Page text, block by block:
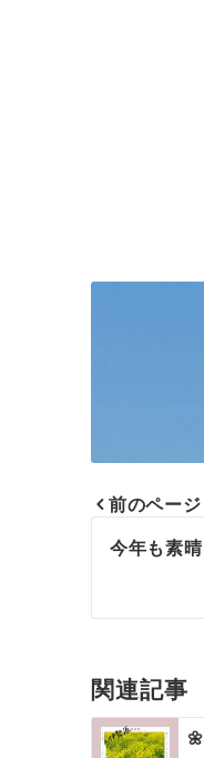
投
ナ
ゲ
ー
前のページ
今年も素
関連記事